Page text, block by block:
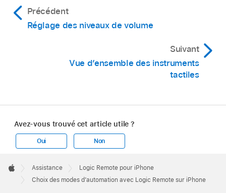
Précédent
Réglage des niveaux de volume
Suivant
Vue d’ensemble des instruments
tactiles
Avez-vous trouvé cet article utile ?
Oui Non
Footer

Apple
Assistance
Logic Remote pour iPhone
Choix des modes d’automation avec Logic Remote sur iPhone